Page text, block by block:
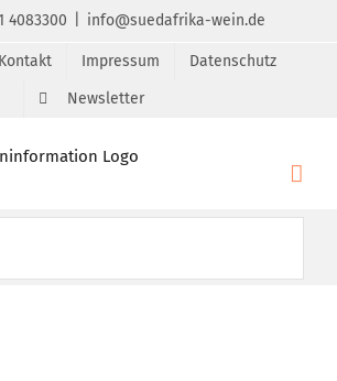
4083300 info@suedafrika-wein.de
Kontakt Impressum
Datenschutz
Newsletter